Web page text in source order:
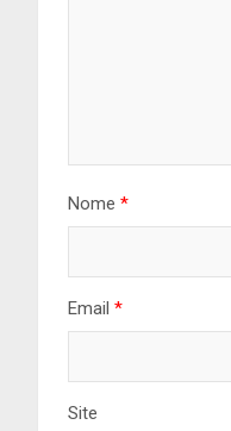
Nome *
Email *
Site